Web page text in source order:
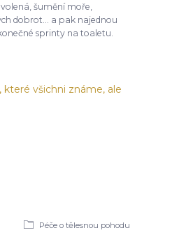
šumění moře,
dobrot... a pak najednou
sprinty na toaletu.
Péče o tělesnou pohodu